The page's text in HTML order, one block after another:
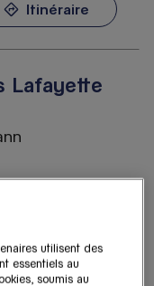
Itinéraire
Lafayette
utilisent des
essentiels au
soumis au